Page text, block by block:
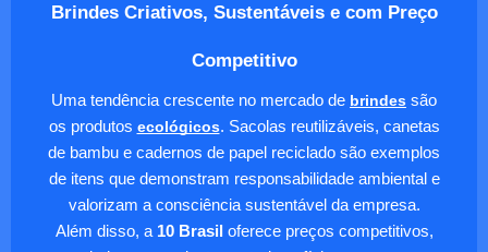
Brindes Criativos, Sustentáveis e com Preço
Competitivo
Uma tendência crescente no mercado de brindes são
os produtos ecológicos. Sacolas reutilizáveis, canetas
de bambu e cadernos de papel reciclado são exemplos
de itens que demonstram responsabilidade ambiental e
valorizam a consciência sustentável da empresa.
Além disso, a 10 Brasiloferece preços competitivos,